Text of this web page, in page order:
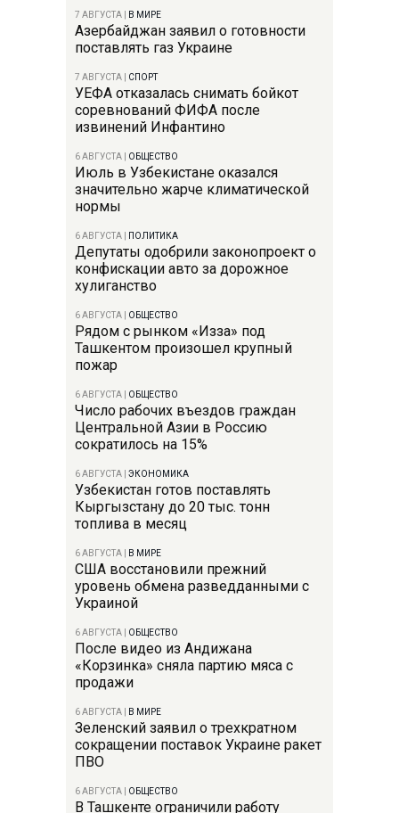
7 АВГУСТА В МИРЕ
Азербайджан заявил о готовности
поставлять газ Украине
7 АВГУСТА СПОРТ
УЕФА отказалась снимать бойкот
соревнований ФИФА после
извинений Инфантино
6 АВГУСТА ОБЩЕСТВО
Июль в Узбекистане оказался
значительно жарче климатической
нормы
6 АВГУСТА ПОЛИТИКА
Депутаты одобрили законопроект о
конфискации авто за дорожное
хулиганство
6 АВГУСТА ОБЩЕСТВО
Рядом с рынком «Изза» под
Ташкентом произошел крупный
пожар
6 АВГУСТА ОБЩЕСТВО
Число рабочих въездов граждан
Центральной Азии в Россию
сократилось на 15%
6 АВГУСТА ЭКОНОМИКА
Узбекистан готов поставлять
Кыргызстану до 20 тыс. тонн
топлива в месяц
6 АВГУСТА В МИРЕ
США восстановили прежний
уровень обмена разведданными с
Украиной
6 АВГУСТА ОБЩЕСТВО
После видео из Андижана
«Корзинка» сняла партию мяса с
продажи
6 АВГУСТА В МИРЕ
Зеленский заявил о трехкратном
сокращении поставок Украине ракет
ПВО
6 АВГУСТА ОБЩЕСТВО
В Ташкенте ограничили работу